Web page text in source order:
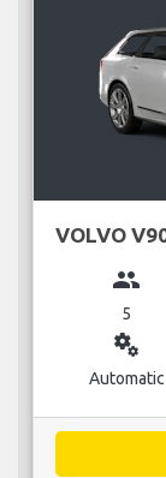
VOLVO
group
5
miscellaneous_services
Automatic